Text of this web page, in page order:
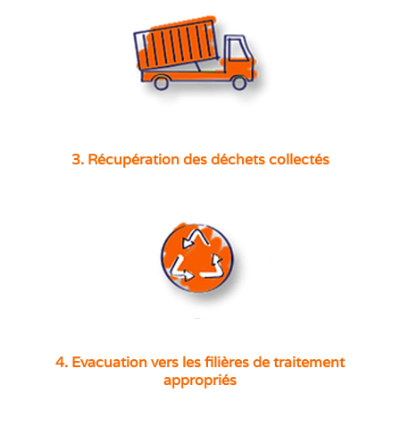
3. Récupération des déchets collectés
4. Evacuation vers les filières de traitement
appropriés